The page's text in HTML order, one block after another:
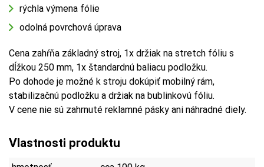
rýchla výmena fólie
odolná povrchová úprava
Cena zahŕňa základný stroj, 1x držiak na stretch fóliu s
dĺžkou 250 mm, 1x štandardnú baliacu podložku.
Po dohode je možné k stroju dokúpiť mobilný rám,
stabilizačnú podložku a držiak na bublinkovú fóliu.
V cene nie sú zahrnuté reklamné pásky ani náhradné diely.
Vlastnosti produktu